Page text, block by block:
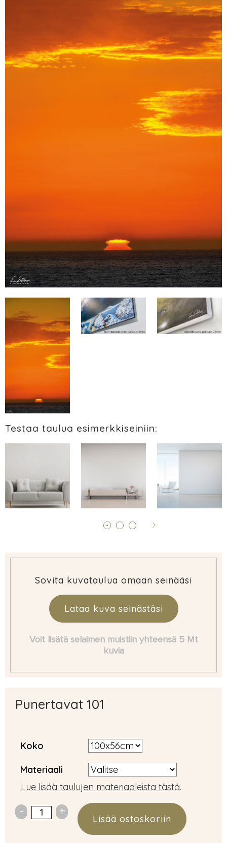
Testaa taulua esimerkkiseiniin:
Sovita kuvataulua omaan seinääsi
Lataa kuva seinästäsi
Voit lisätä selaimen muistiin yhteensä 5 Mt
kuvia
Punertavat 101
Koko
Materiaali
Lue lisää taulujen materiaaleista tästä.
Lisää ostoskoriin